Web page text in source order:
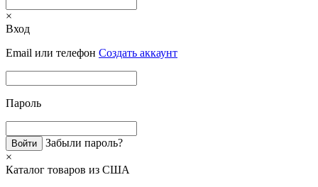
×
Вход
Email или телефон Создать аккаунт
Пароль
Забыли пароль?
×
Каталог товаров из США